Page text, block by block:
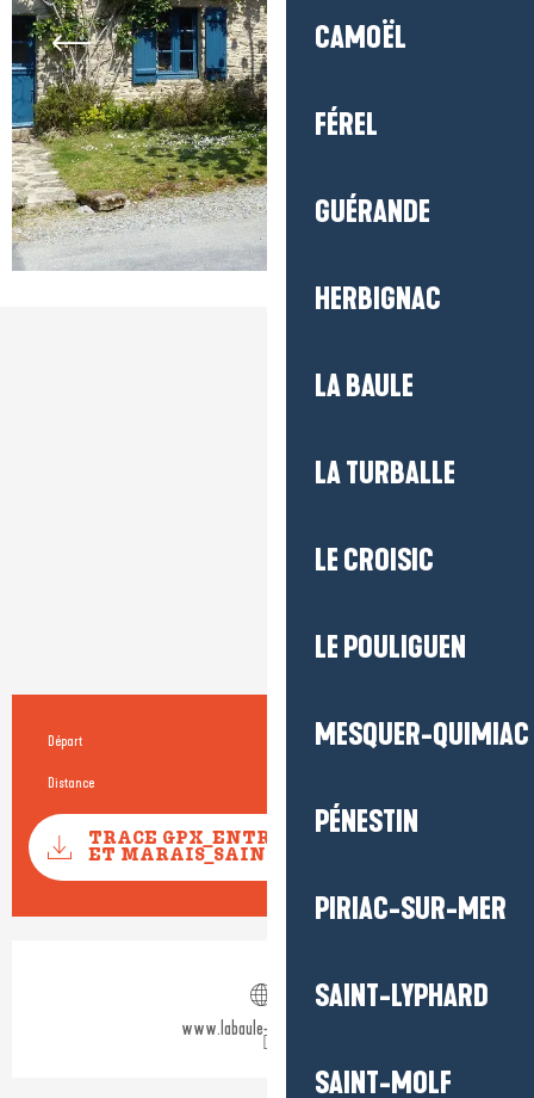
CAMOËL
FÉREL
GUÉRANDE
HERBIGNAC
LA BAULE
LA TURBALLE
LE CROISIC
LE POULIGUEN
MESQUER-QUIMIAC
PÉNESTIN
PIRIAC-SUR-MER
SAINT-LYPHARD
SAINT-MOLF
Informations pratiques
Départ Saint-Lyphard
Distance
Documentation
TRACE GPX_ENTRE CHAUMIÈRES
ET MARAIS_SAINT-LYPHARD
Ouverture et coordonnées
www.labaule-guerande.com